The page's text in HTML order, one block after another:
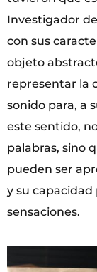
Investigador
con sus
objeto
representar la
sonido para, a
este sentido,
palabras, sino
pueden ser
y su capacidad
sensaciones.